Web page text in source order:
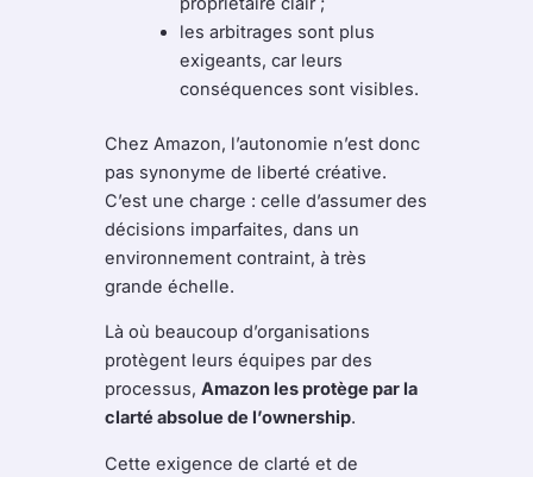
les arbitrages sont plus
exigeants, car leurs
conséquences sont visibles.
Chez Amazon, l’autonomie n’est donc
pas synonyme de liberté créative.
C’est une charge : celle d’assumer des
décisions imparfaites, dans un
environnement contraint, à très
grande échelle.
Là où beaucoup d’organisations
protègent leurs équipes par des
processus, Amazon les protège par la
clarté absolue de l’ownership.
Cette exigence de clarté et de